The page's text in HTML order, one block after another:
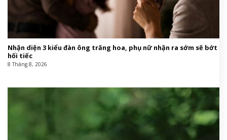
Nhận diện 3 kiểu đàn ông trăng hoa, phụ nữ nhận ra sớm sẽ bớt
hối tiếc
8 Tháng 8, 2026